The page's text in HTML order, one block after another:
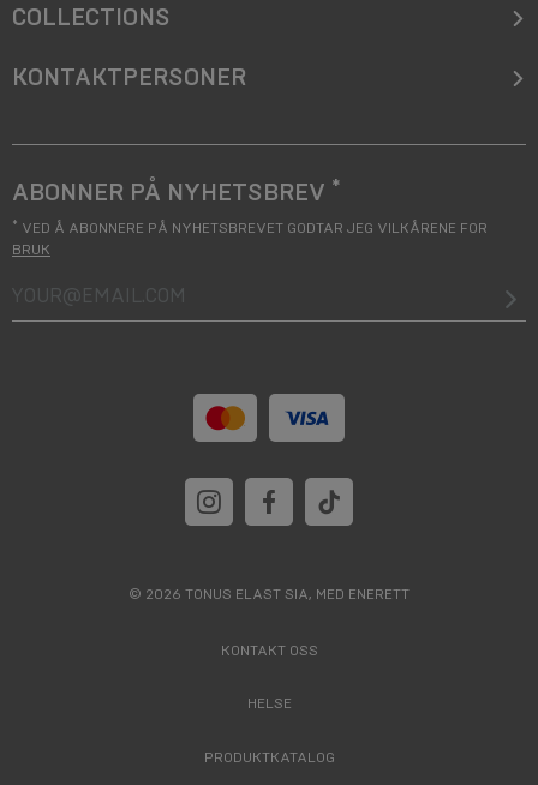
COLLECTIONS
KONTAKTPERSONER
ABONNER PÅ NYHETSBREV *
* VED Å ABONNERE PÅ NYHETSBREVET GODTAR JEG VILKÅRENE FOR
BRUK
your@email.com
© 2026 TONUS ELAST SIA, MED ENERETT
KONTAKT OSS
HELSE
PRODUKTKATALOG